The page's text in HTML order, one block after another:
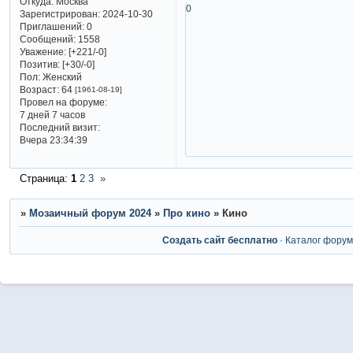
Зарегистрирован: 2024-10-30
Приглашений:0
Сообщений:1558
Уважение: [+221/-0]
Позитив: [+30/-0]
Пол:Женский
Возраст:64 [1961-08-19]
Провел на форуме:
7 дней 7 часов
Последний визит:
Вчера 23:34:39
0
Страница: 1 2 3 »
» Мозаичный форум 2024 » Про кино » Кино
Создать сайт бесплатно · Каталог